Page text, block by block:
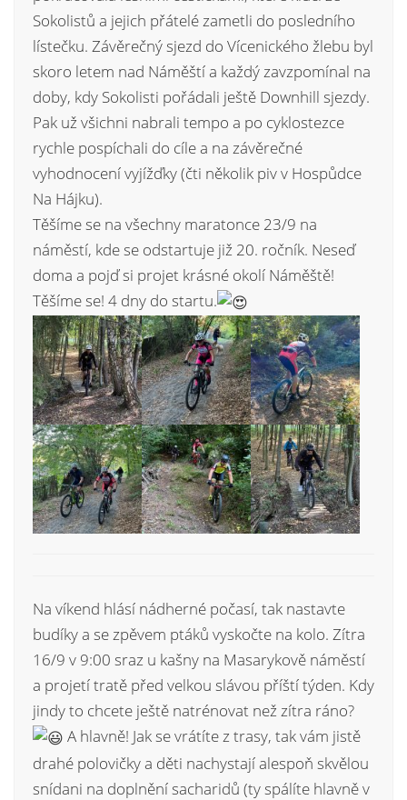
Sokolistů a jejich přátelé zametli do posledního
lístečku. Závěrečný sjezd do Vícenického žlebu byl
skoro letem nad Náměští a každý zavzpomínal na
doby, kdy Sokolisti pořádali ještě Downhill sjezdy.
Pak už všichni nabrali tempo a po cyklostezce
rychle pospíchali do cíle a na závěrečné
vyhodnocení vyjížďky (čti několik piv v Hospůdce
Na Hájku).
Těšíme se na všechny maratonce 23/9 na
náměstí, kde se odstartuje již 20. ročník. Neseď
doma a pojď si projet krásné okolí Náměště!
Těšíme se! 4 dny do startu.
Na víkend hlásí nádherné počasí, tak nastavte
budíky a se zpěvem ptáků vyskočte na kolo. Zítra
16/9 v 9:00 sraz u kašny na Masarykově náměstí
a projetí tratě před velkou slávou příští týden. Kdy
jindy to chcete ještě natrénovat než zítra ráno?
A hlavně! Jak se vrátíte z trasy, tak vám jistě
drahé polovičky a děti nachystají alespoň skvělou
snídani na doplnění sacharidů (ty spálíte hlavně v